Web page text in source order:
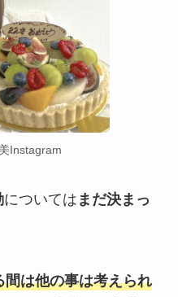
Instagram
については まだ決まっ
は他の事は考えられ